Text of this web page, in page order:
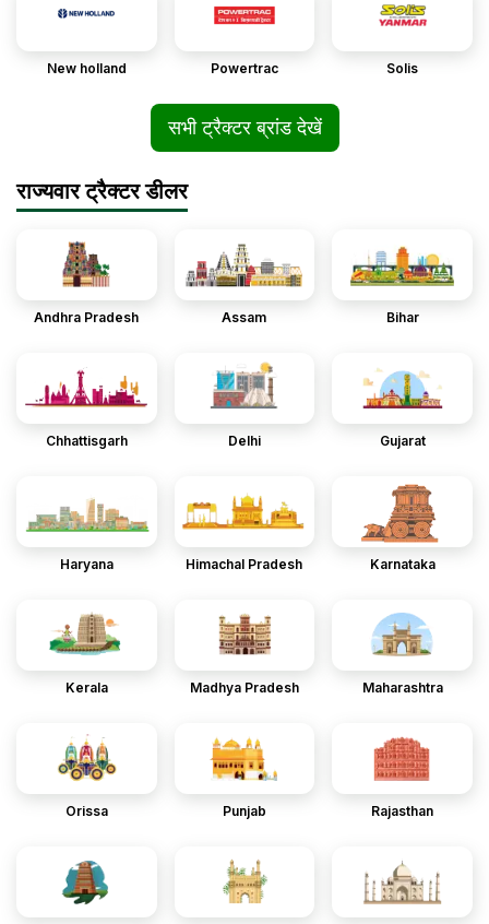
New holland Powertrac Solis
सभी ट्रैक्टर ब्रांड देखें
राज्यवार ट्रैक्टर डीलर
Andhra Pradesh Assam Bihar
Chhattisgarh Delhi Gujarat
Haryana Himachal Pradesh Karnataka
Kerala Madhya Pradesh Maharashtra
Orissa Punjab Rajasthan